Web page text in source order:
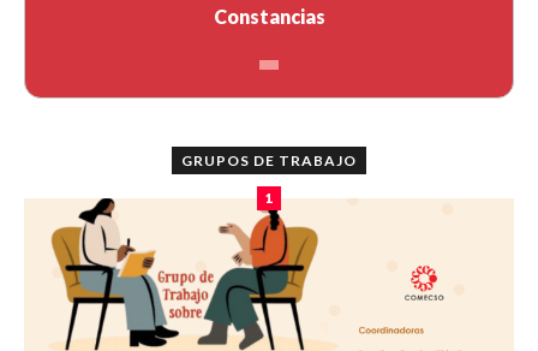
Constancias
GRUPOS DE TRABAJO
1